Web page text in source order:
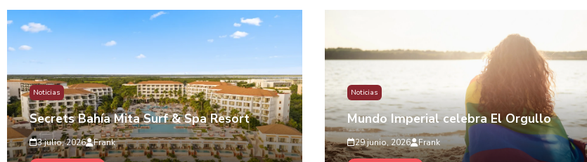
Noticias
Secrets Bahía Mita Surf & Spa Resort
3 julio, 2026 Frank
Noticias
Mundo Imperial celebra El Orgullo
29 junio, 2026 Frank